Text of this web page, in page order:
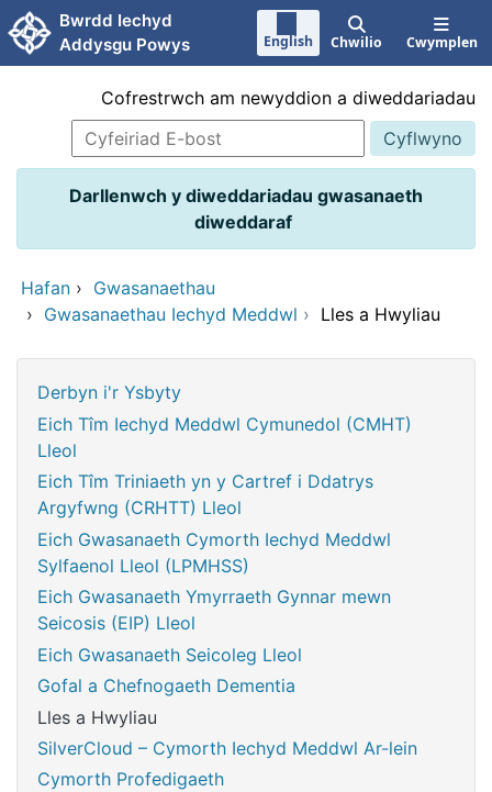
Neidio i'r prif gynnwy
Bwrdd Iechyd
Addysgu Powys
English Chwilio Cwymplen
Cofrestrwch am newyddion a diweddariadau
Darllenwch y diweddariadau gwasanaeth
diweddaraf
Hafan › Gwasanaethau
› Gwasanaethau Iechyd Meddwl › Lles a Hwyliau
Derbyn i'r Ysbyty
Eich Tîm Iechyd Meddwl Cymunedol (CMHT)
Lleol
Eich Tîm Triniaeth yn y Cartref i Ddatrys
Argyfwng (CRHTT) Lleol
Eich Gwasanaeth Cymorth Iechyd Meddwl
Sylfaenol Lleol (LPMHSS)
Eich Gwasanaeth Ymyrraeth Gynnar mewn
Seicosis (EIP) Lleol
Eich Gwasanaeth Seicoleg Lleol
Gofal a Chefnogaeth Dementia
Lles a Hwyliau
SilverCloud – Cymorth Iechyd Meddwl Ar-lein
Cymorth Profedigaeth